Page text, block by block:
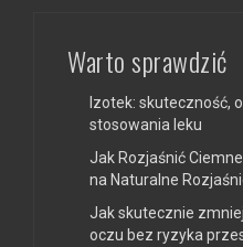
Warto sprawdzić
Izotek: skuteczność,
stosowania leku
Jak Rozjaśnić
na Naturalne
Jak skutecznie
oczu bez ryzyka